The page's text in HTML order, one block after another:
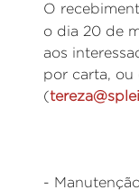
O
o dia 20 de
aos
por carta, ou
(
-